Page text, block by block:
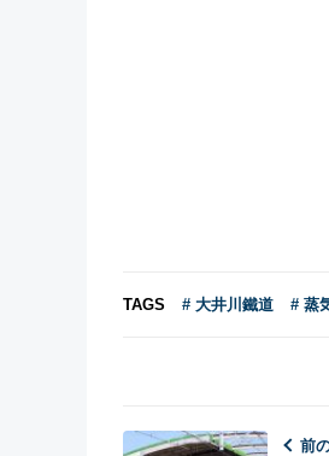
TAGS # 大井川鐵道 # 蒸
前